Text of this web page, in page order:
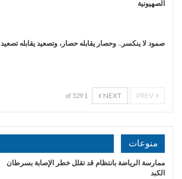
الصهيونية
صمود لا ينكسر.. وحصار يقابله حصار، وتصعيد يقابله تصعيد
NEXT
1 of 529
منوعات
ممارسة الرياضة بانتظام قد تقلل خطر الإصابة بسرطان
الكبد